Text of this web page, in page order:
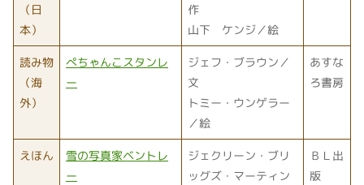
（日
本）
作
山下 ケンジ／絵
読み物
（海
外）
ぺちゃんこスタンレ
ー
ジェフ・ブラウン／
文
トミー・ウンゲラー
／絵
あすな
ろ書房
えほん
雪の写真家ベントレ
ー
ジェクリーン・ブリ
ッグズ・マーティン
ＢＬ出
版